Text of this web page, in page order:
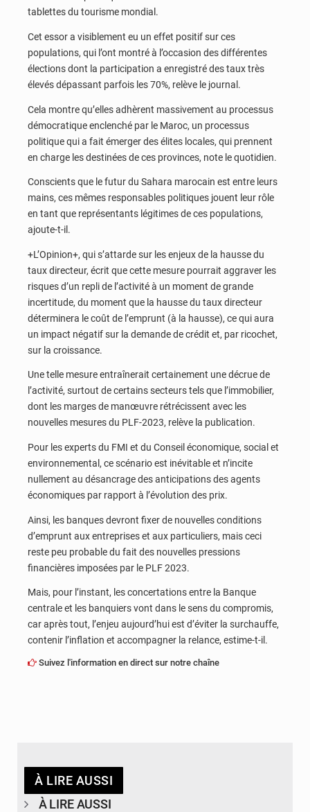
tablettes du tourisme mondial.
Cet essor a visiblement eu un effet positif sur ces
populations, qui l’ont montré à l’occasion des différentes
élections dont la participation a enregistré des taux très
élevés dépassant parfois les 70%, relève le journal.
Cela montre qu’elles adhèrent massivement au processus
démocratique enclenché par le Maroc, un processus
politique qui a fait émerger des élites locales, qui prennent
en charge les destinées de ces provinces, note le quotidien.
Conscients que le futur du Sahara marocain est entre leurs
mains, ces mêmes responsables politiques jouent leur rôle
en tant que représentants légitimes de ces populations,
ajoute-t-il.
+L’Opinion+, qui s’attarde sur les enjeux de la hausse du
taux directeur, écrit que cette mesure pourrait aggraver les
risques d’un repli de l’activité à un moment de grande
incertitude, du moment que la hausse du taux directeur
déterminera le coût de l’emprunt (à la hausse), ce qui aura
un impact négatif sur la demande de crédit et, par ricochet,
sur la croissance.
Une telle mesure entraînerait certainement une décrue de
l’activité, surtout de certains secteurs tels que l’immobilier,
dont les marges de manœuvre rétrécissent avec les
nouvelles mesures du PLF-2023, relève la publication.
Pour les experts du FMI et du Conseil économique, social et
environnemental, ce scénario est inévitable et n’incite
nullement au désancrage des anticipations des agents
économiques par rapport à l’évolution des prix.
Ainsi, les banques devront fixer de nouvelles conditions
d’emprunt aux entreprises et aux particuliers, mais ceci
reste peu probable du fait des nouvelles pressions
financières imposées par le PLF 2023.
Mais, pour l’instant, les concertations entre la Banque
centrale et les banquiers vont dans le sens du compromis,
car après tout, l’enjeu aujourd’hui est d’éviter la surchauffe,
contenir l’inflation et accompagner la relance, estime-t-il.
Suivez l'information en direct sur notre chaîne
À LIRE AUSSI
À LIRE AUSSI